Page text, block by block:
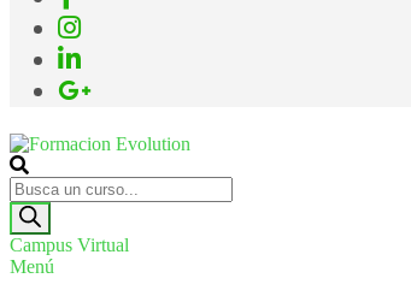
Formacion Evolution
Cursos de formación continua
Campus Virtual
Menú